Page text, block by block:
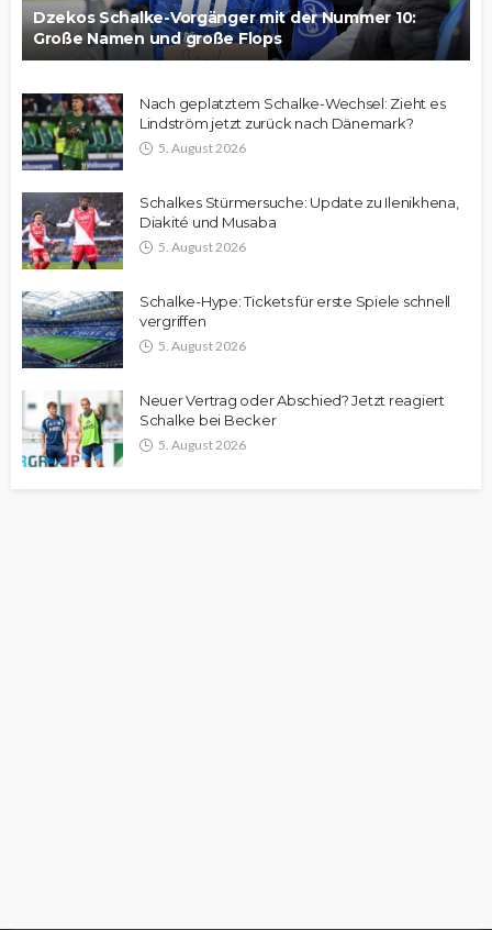
Dzekos Schalke-Vorgänger mit der Nummer 10:
Große Namen und große Flops
Nach geplatztem Schalke-Wechsel: Zieht es
Lindström jetzt zurück nach Dänemark?
5. August 2026
Schalkes Stürmersuche: Update zu Ilenikhena,
Diakité und Musaba
5. August 2026
Schalke-Hype: Tickets für erste Spiele schnell
vergriffen
5. August 2026
Neuer Vertrag oder Abschied? Jetzt reagiert
Schalke bei Becker
5. August 2026